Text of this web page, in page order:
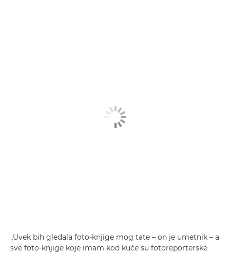
„Uvek bih gledala foto-knjige mog tate – on je umetnik – a
sve foto-knjige koje imam kod kuće su fotoreporterske